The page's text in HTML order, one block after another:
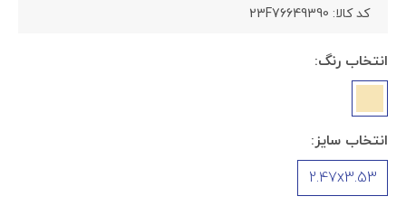
کد کالا: 23F76649390
انتخاب رنگ:
انتخاب سایز:
2.47x3.53